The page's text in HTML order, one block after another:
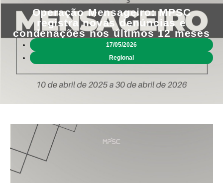
Operação Mensageiro: MPSC
registra novas denúncias e
condenações nos últimos 12 meses
17/05/2026
Regional